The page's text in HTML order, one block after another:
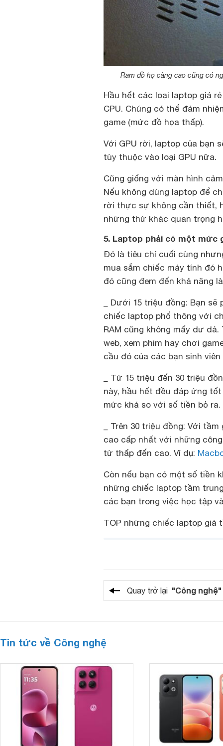
Ram đồ họ càng cao cũng có
Hầu hết các loại laptop giá rẻ
CPU. Chúng có thể đảm
game (mức đồ họa thấp).
Với GPU rời, laptop của bạn
tùy thuộc vào loại GPU nữa.
Cũng giống với màn hình
Nếu không dùng laptop để
rời thực sự không cần thiết,
những thứ khác quan trọng
5. Laptop phải có một mức
Đó là tiêu chí cuối cùng
mua sắm chiếc máy tính đó
đó cũng đem đến khả năng
_ Dưới 15 triệu đồng: Bạn
chiếc laptop phổ thông với
RAM cũng không mấy dư
web, xem phim hay chơi
cầu đó của các bạn sinh
_ Từ 15 triệu đến 30 triệu
này, hầu hết đều đáp ứng
mức khá so với số tiền bỏ ra.
_ Trên 30 triệu đồng: Với
cao cấp nhất với những
từ thấp đến cao. Ví dụ:
Còn nếu bạn có một số tiền
những chiếc laptop tầm
các bạn trong việc học tập
TOP những chiếc laptop giá
Quay trở lại "Công nghệ"
Tin tức về Công nghệ